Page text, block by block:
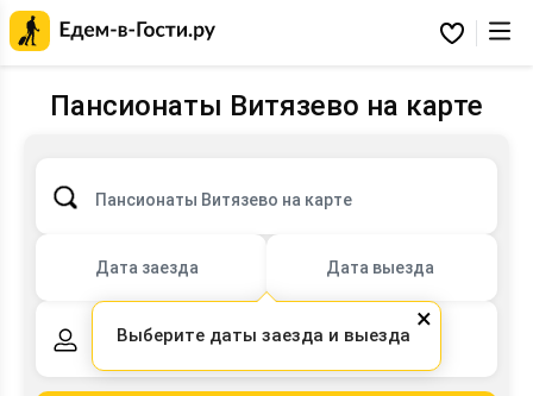
Гости.ру
Избранное
Пансионаты Витязево на карте
Пансионаты Витязево на карте
Дата заезда Дата выезда
2 взрослых, 0 детей
×
Выберите даты заезда и выезда